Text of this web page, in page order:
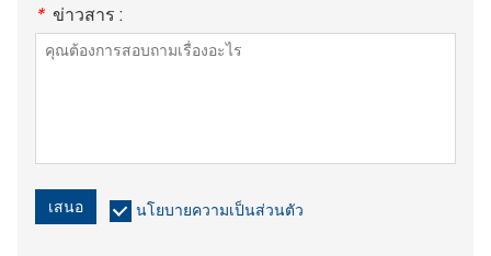
* ข่าวสาร :
เสนอ นโยบายความเป็นส่วนตัว